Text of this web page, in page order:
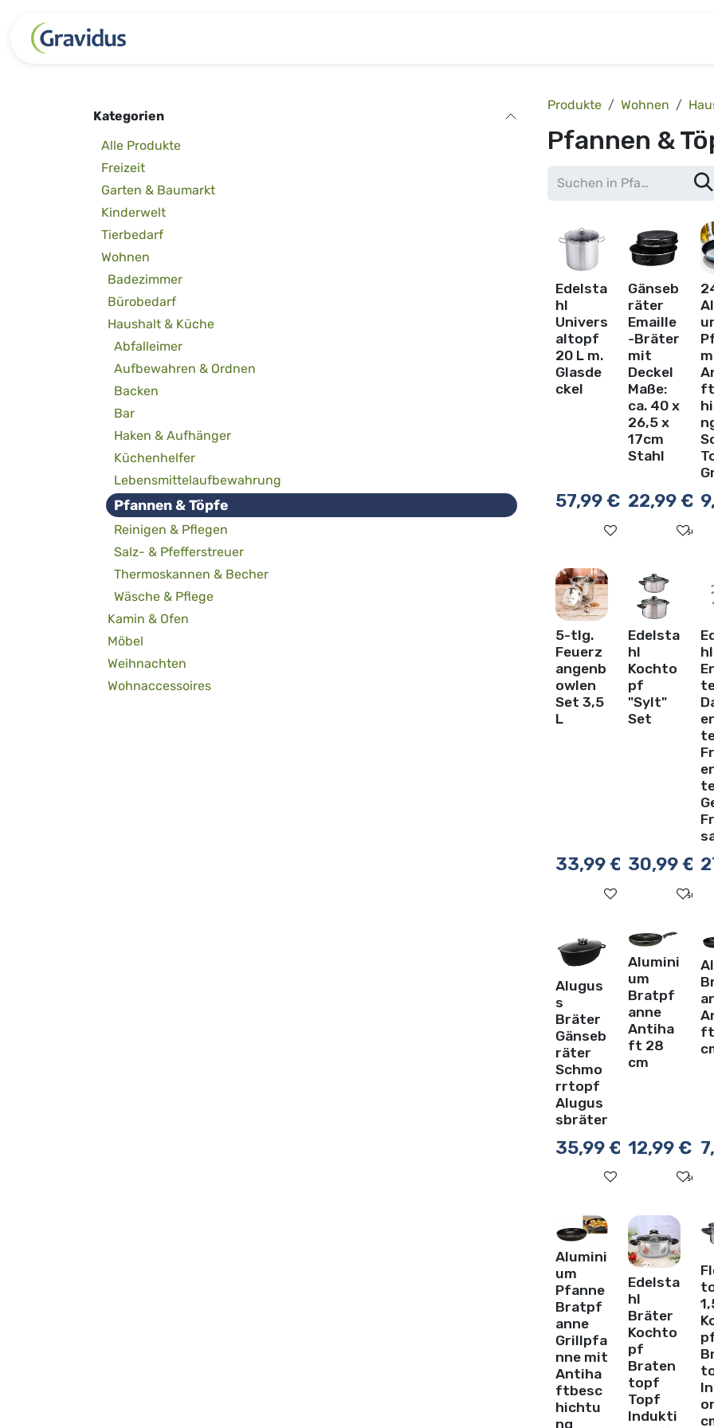
Kategorien
Alle Produkte
Freizeit
Garten & Baumarkt
Kinderwelt
Tierbedarf
Wohnen
Badezimmer
Bürobedarf
Haushalt & Küche
Abfalleimer
Aufbewahren & Ordnen
Backen
Bar
Haken & Aufhänger
Küchenhelfer
Lebensmittelaufbewahrung
Pfannen & Töpfe
Reinigen & Pflegen
Salz- & Pfefferstreuer
Thermoskannen & Becher
Wäsche & Pflege
Kamin & Ofen
Möbel
Weihnachten
Wohnaccessoires
Produkte Wohnen
Pfannen &
Edelsta
hl
Univers
altopf
20 L m.
Glasde
ckel
57,99€
Auf die
Gänseb
räter
Emaille
-Bräter
mit
Deckel
Maße:
ca. 40 x
26,5 x
17cm
Stahl
22,99€
5-tlg.
Feuerz
angenb
owlen
Set 3,5
L
33,99€
Auf die
Edelsta
hl
Kochto
pf
"Sylt"
Set
30,99€
hl
Alugus
s
Bräter
Gänseb
räter
Schmo
rrtopf
Alugus
sbräter
35,99€
Auf die
Alumini
um
Bratpf
anne
Antiha
ft 28
cm
12,99€
ft
Alumini
um
Pfanne
Bratpf
anne
Grillpfa
nne mit
Antiha
ftbesc
hichtu
ng
Edelsta
hl
Bräter
Kochto
pf
Braten
topf
Topf
Indukti